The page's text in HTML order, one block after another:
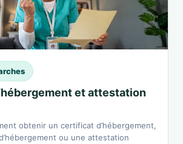
et attestation
obtenir un certificat d’hébergement,
ou une attestation